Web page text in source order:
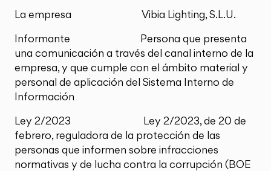
La empresa Vibia Lighting, S.L.U.
Informante Persona que presenta
una comunicación a través del canal interno de la
empresa, y que cumple con el ámbito material y
personal de aplicación del Sistema Interno de
Información
Ley 2/2023 Ley 2/2023, de 20 de
febrero, reguladora de la protección de las
personas que informen sobre infracciones
normativas y de lucha contra la corrupción (BOE